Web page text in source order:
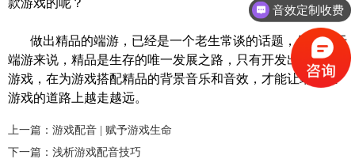
款游戏的呢？
做出精品的端游，已经是一个老生常谈的话题，但是对于
端游来说，精品是生存的唯一发展之路，只有开发出精品的
游戏，在为游戏搭配精品的背景音乐和音效，才能让端游在
游戏的道路上越走越远。
上一篇：游戏配音 | 赋予游戏生命
下一篇：浅析游戏配音技巧
音效定制收费